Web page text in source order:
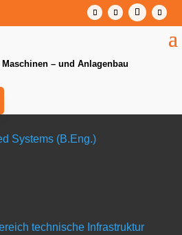
– und Anlagenbau
Systems (B.Eng.)
technische Infrastruktur